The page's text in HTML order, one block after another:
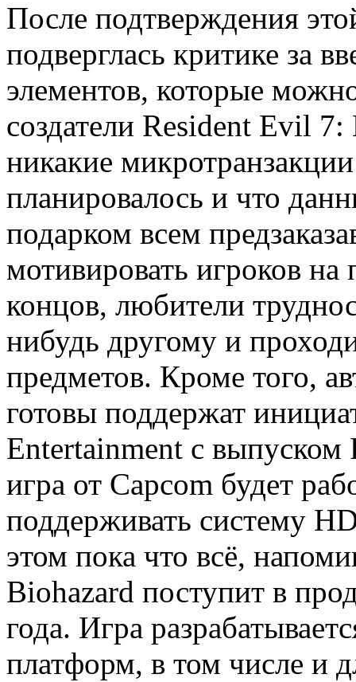
После подтверждения
подверглась критике за
элементов, которые
создатели Resident Evil
никакие
планировалось и что
подарком всем
мотивировать игроков
концов, любители
нибудь другому и
предметов. Кроме того,
готовы поддержат
Entertainment с выпуском
игра от Capcom будет
поддерживать систему
этом пока что всё,
Biohazard поступит в
года. Игра
платформ, в том числе и